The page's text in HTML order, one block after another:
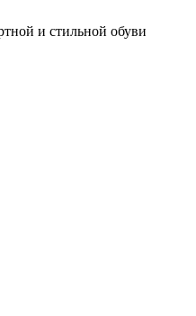
и стильной обуви